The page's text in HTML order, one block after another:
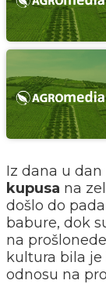
Iz dana u
kupusa na
došlo do
babure, dok
na
kultura bila je
odnosu na